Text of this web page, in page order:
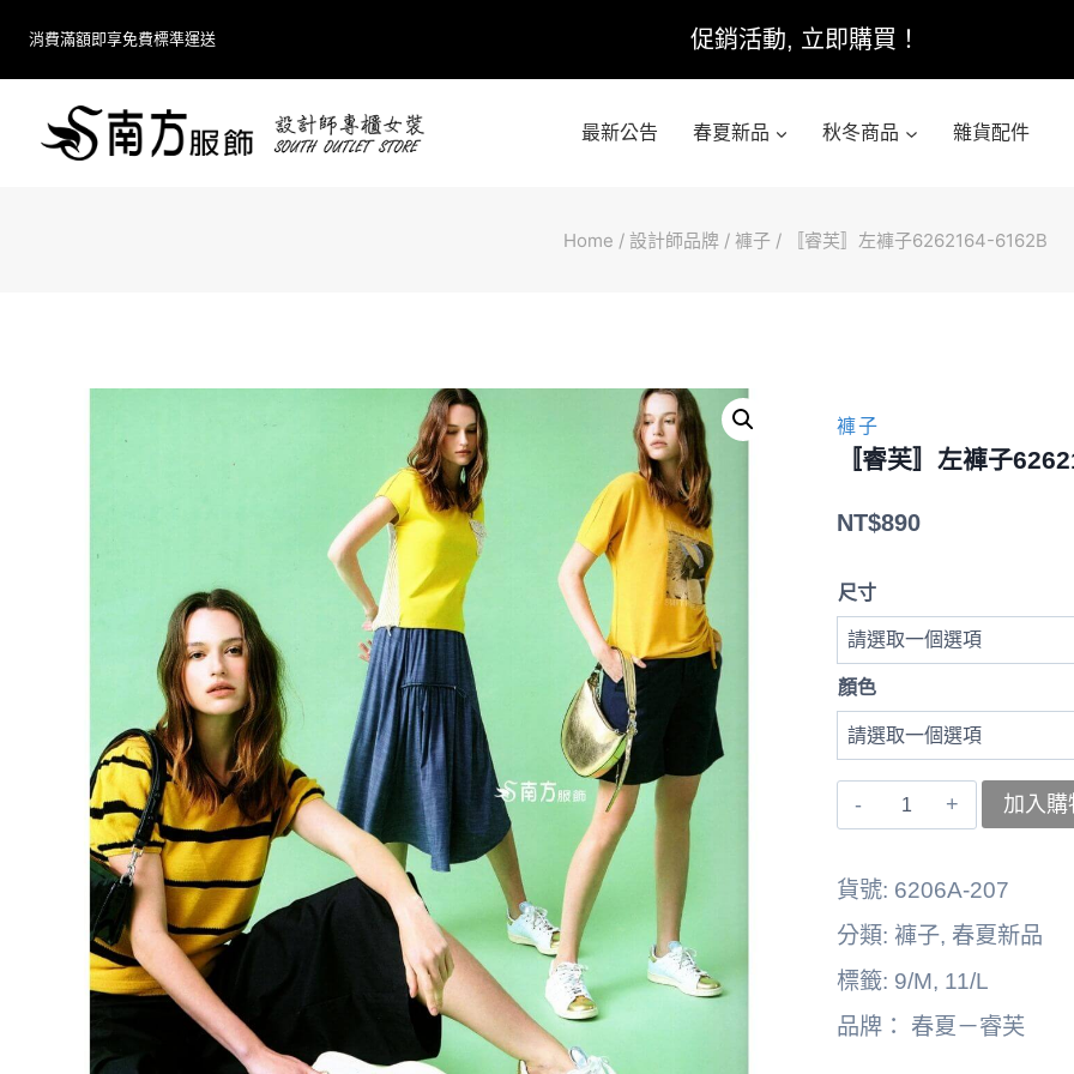
消費滿額即享免費標準運送 促銷活動, 立即購買！
最新公告 春夏新品 秋冬商品 雜貨配件
Home / 設計師品牌 / 褲子 / 〚睿芙〛左褲子6262164-6162B
褲子
〚睿芙〛左褲子
NT$890
尺寸
顏色
〚睿
子
6262164-
6162B
加入購
貨號: 6206A-207
分類: 褲子, 春夏新品
標籤: 9/M, 11/L
品牌： 春夏－睿芙